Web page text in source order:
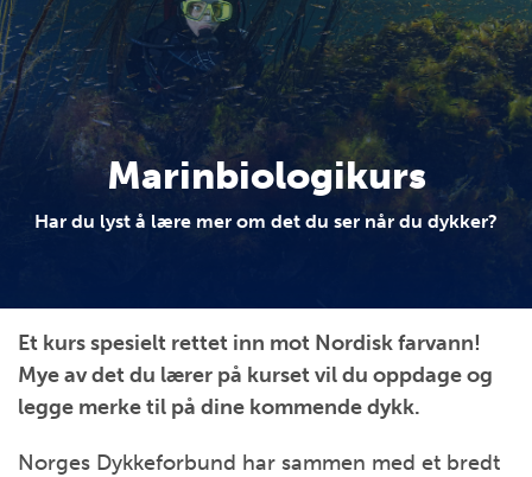
Marinbiologikurs
Har du lyst å lære mer om det du ser når du dykker?
Et kurs spesielt rettet inn mot Nordisk farvann!
Mye av det du lærer på kurset vil du oppdage og
legge merke til på dine kommende dykk.
Norges Dykkeforbund har sammen med et bredt